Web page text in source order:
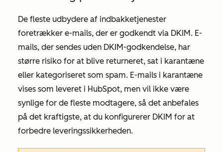
De fleste udbydere af indbakketjenester
foretrækker e-mails, der er godkendt via DKIM. E-
mails, der sendes uden DKIM-godkendelse, har
større risiko for at blive returneret, sat i karantæne
eller kategoriseret som spam. E-mails i karantæne
vises som leveret i HubSpot, men vil ikke være
synlige for de fleste modtagere, så det anbefales
på det kraftigste, at du konfigurerer DKIM for at
forbedre leveringssikkerheden.